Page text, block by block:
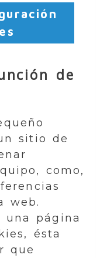
de
sitio de
como,
web.
una página
ésta
que